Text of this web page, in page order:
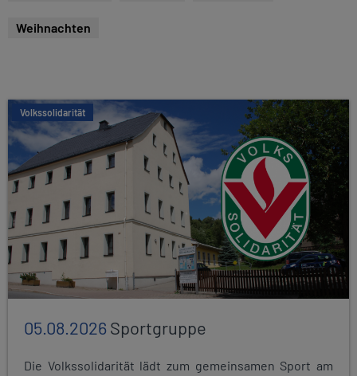
Weihnachten
Volkssolidarität
05.08.2026Sportgruppe
Die Volkssolidarität lädt zum gemeinsamen Sport am